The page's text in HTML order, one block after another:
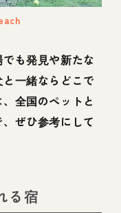
も発見や新たな
一緒ならどこで
全国のペットと
ぜひ参考にして
る宿